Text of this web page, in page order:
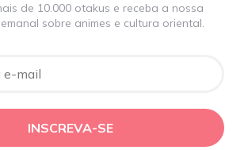
de 10.000 otakus e receba a nossa
sobre animes e cultura oriental.